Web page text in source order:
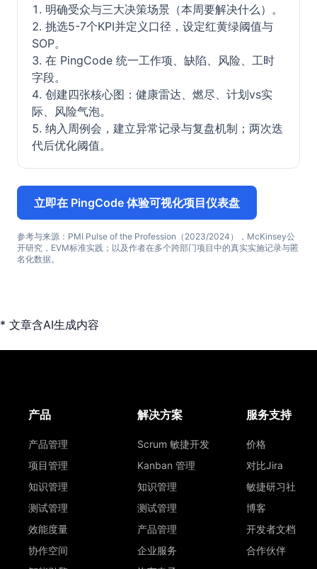
明确受众与三大决策场景（本周要解决什么）。
挑选5-7个KPI并定义口径，设定红黄绿阈值与
SOP。
在 PingCode 统一工作项、缺陷、风险、工时
字段。
创建四张核心图：健康雷达、燃尽、计划vs实
际、风险气泡。
纳入周例会，建立异常记录与复盘机制；两次迭
代后优化阈值。
立即在 PingCode 体验可视化项目仪表盘
参考与来源：PMI Pulse of the Profession（2023/2024），McKinsey公
开研究，EVM标准实践；以及作者在多个跨部门项目中的真实实施记录与匿
名化数据。
* 文章含AI生成内容
产品
产品管理
项目管理
知识管理
测试管理
效能度量
协作空间
解决方案
Scrum 敏捷开发
Kanban 管理
知识管理
测试管理
产品管理
企业服务
服务支持
价格
对比Jira
敏捷研习社
博客
开发者文档
合作伙伴